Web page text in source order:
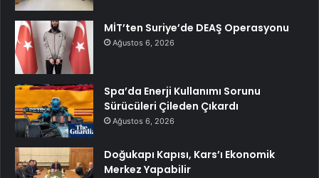
MİT’ten Suriye’de DEAŞ Operasyonu
Ağustos 6, 2026
Spa’da Enerji Kullanımı Sorunu
Sürücüleri Çileden Çıkardı
Ağustos 6, 2026
Doğukapı Kapısı, Kars’ı Ekonomik
Merkez Yapabilir